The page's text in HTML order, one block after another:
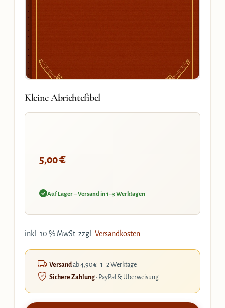
Kleine Abrichtefibel
5,00€
Auf Lager – Versand in 1–3 Werktagen
inkl. 10 % MwSt. zzgl. Versandkosten
Versandab 4,90 € · 1–2 Werktage
Sichere Zahlung· PayPal & Überweisung